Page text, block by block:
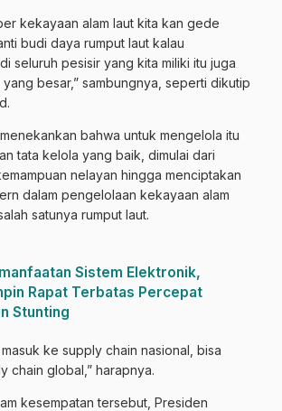
kekayaan alam laut kita kan gede
budi daya rumput laut kalau
seluruh pesisir yang kita miliki itu juga
besar,” sambungnya, seperti dikutip
bahwa untuk mengelola itu
tata kelola yang baik, dimulai dari
nelayan hingga menciptakan
dalam pengelolaan kekayaan alam
satunya rumput laut.
Sistem Elektronik,
Rapat Terbatas Percepat
Stunting
ke supply chain nasional, bisa
chain global,” harapnya.
kesempatan tersebut, Presiden